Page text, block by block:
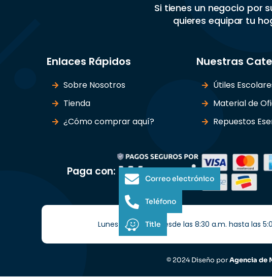
Si tienes un negocio por
quieres equipar tu
Enlaces Rápidos
Sobre Nosotros
Tienda
¿Cómo comprar aquí?
Nuestras
Útiles
Material de
Repuestos
Paga con:
Lunes a Sábados desde las 8:30 a.m. hasta las
© 2024 Diseño porAgencia de
Correo electrónico
Teléfono
Title